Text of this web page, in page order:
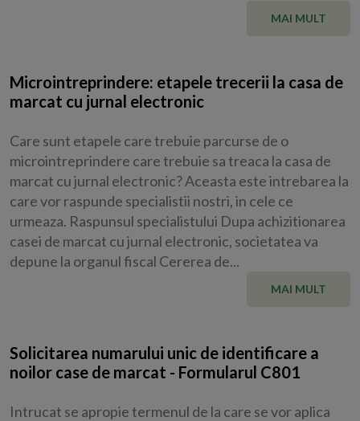
MAI MULT
Microintreprindere: etapele trecerii la casa de
marcat cu jurnal electronic
Care sunt etapele care trebuie parcurse de o
microintreprindere care trebuie sa treaca la casa de
marcat cu jurnal electronic? Aceasta este intrebarea la
care vor raspunde specialistii nostri, in cele ce
urmeaza. Raspunsul specialistului Dupa achizitionarea
casei de marcat cu jurnal electronic, societatea va
depune la organul fiscal Cererea de...
MAI MULT
Solicitarea numarului unic de identificare a
noilor case de marcat - Formularul C801
Intrucat se apropie termenul de la care se vor aplica